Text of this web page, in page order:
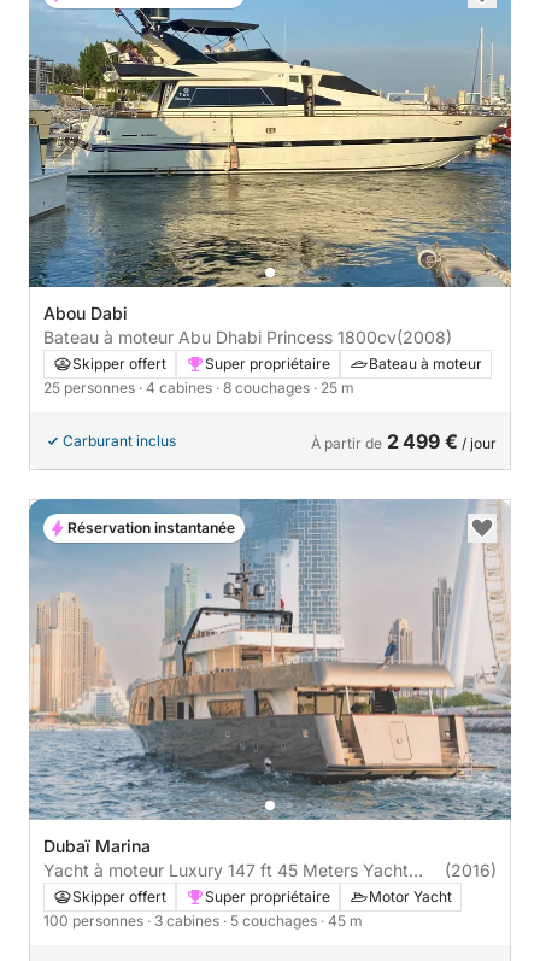
Abou Dabi
Bateau à moteur Abu Dhabi Princess 1800cv(2008)
Skipper offert Super propriétaire
Bateau à moteur
25 personnes · 4 cabines · 8 couchages · 25 m
Carburant inclus À partir de 2 499 € / jour
Dubaï Marina
Yacht à moteur Luxury 147 ft 45 Meters Yacht
1000cv
(2016)
Skipper offert Super propriétaire
Motor Yacht
100 personnes · 3 cabines · 5 couchages · 45 m
Réservation instantanée